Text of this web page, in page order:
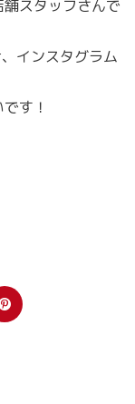
舗スタッフさんで
インスタグラム
す！